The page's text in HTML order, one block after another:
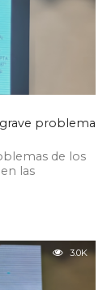
problema
de los
las
3.0K